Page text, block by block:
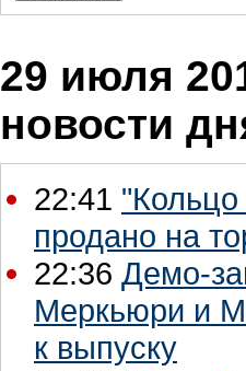
29 июля
новости
22:41
продано на
22:36 Демо-
Меркьюри и
к выпуску